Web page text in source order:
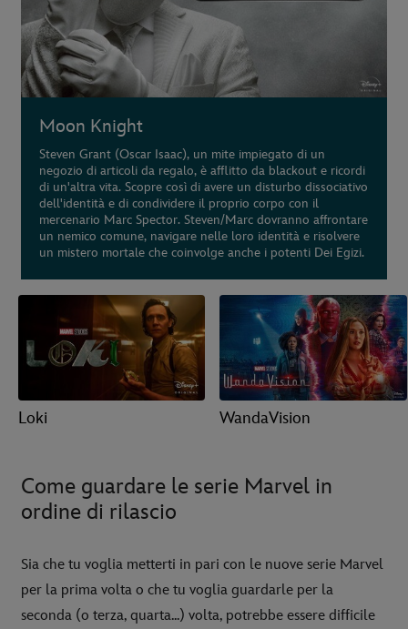
Moon Knight
Steven Grant (Oscar Isaac), un mite impiegato di un
negozio di articoli da regalo, è afflitto da blackout e ricordi
di un'altra vita. Scopre così di avere un disturbo dissociativo
dell'identità e di condividere il proprio corpo con il
mercenario Marc Spector. Steven/Marc dovranno affrontare
un nemico comune, navigare nelle loro identità e risolvere
un mistero mortale che coinvolge anche i potenti Dei Egizi.
Loki WandaVision
Come guardare le serie Marvel in
ordine di rilascio
Sia che tu voglia metterti in pari con le nuove serie Marvel
per la prima volta o che tu voglia guardarle per la
seconda (o terza, quarta...) volta, potrebbe essere difficile